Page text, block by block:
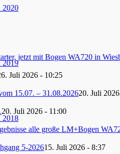
2020
2019
2018
jetzt mit Bogen WA720 in
Juli 2026 - 10:25
15.07. – 31.08.202620. Juli
20. Juli 2026 - 11:00
alle große LM+Bogen
5-202615. Juli 2026 - 8:37